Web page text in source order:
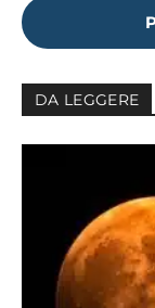
DA LEGGERE